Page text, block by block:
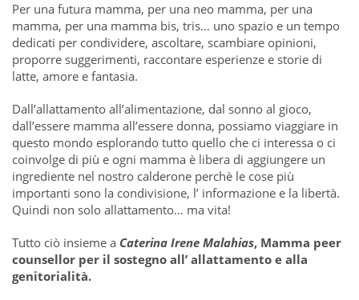
Per una futura mamma, per una neo mamma, per una
mamma, per una mamma bis, tris… uno spazio e un tempo
dedicati per condividere, ascoltare, scambiare opinioni,
proporre suggerimenti, raccontare esperienze e storie di
latte, amore e fantasia.
Dall’allattamento all’alimentazione, dal sonno al gioco,
dall’essere mamma all’essere donna, possiamo viaggiare in
questo mondo esplorando tutto quello che ci interessa o ci
coinvolge di più e ogni mamma è libera di aggiungere un
ingrediente nel nostro calderone perchè le cose più
importanti sono la condivisione, l’ informazione e la libertà.
Quindi non solo allattamento… ma vita!
Tutto ciò insieme a Caterina Irene Malahias, Mamma peer
counsellor per il sostegno all’ allattamento e alla
genitorialità.